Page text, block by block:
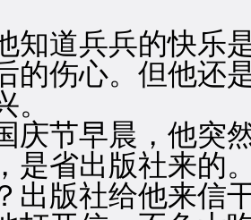
道兵兵的快乐是
的伤心。但他还
。
节早晨，他突然
是省出版社来的
出版社给他来信